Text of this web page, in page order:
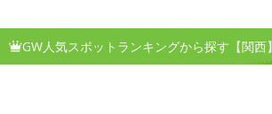
GW人気スポットランキングから探す【関西】